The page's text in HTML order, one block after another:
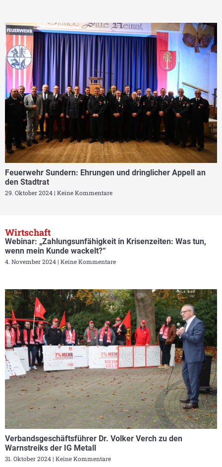
Feuerwehr Sundern: Ehrungen und dringlicher Appell an
den Stadtrat
29. Oktober 2024 Keine Kommentare
Wirtschaft
Webinar: „Zahlungsunfähigkeit in Krisenzeiten: Was tun,
wenn mein Kunde wackelt?“
4. November 2024 Keine Kommentare
Verbandsgeschäftsführer Dr. Volker Verch zu den
Warnstreiks der IG Metall
31. Oktober 2024 Keine Kommentare